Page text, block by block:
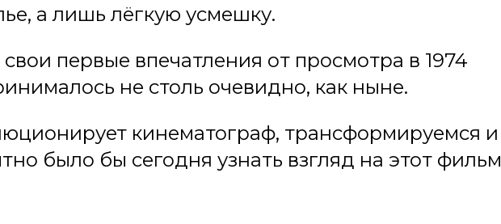
а лишь лёгкую усмешку.
первые впечатления от просмотра в 1974
не столь очевидно, как ныне.
кинематограф, трансформируемся и
было бы сегодня узнать взгляд на этот фильм